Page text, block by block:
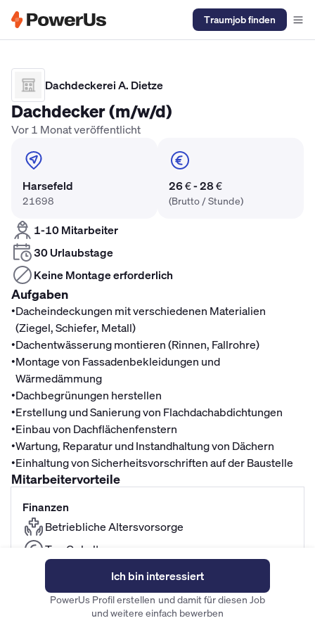
Traumjob finden
Dachdeckerei A. Dietze
Dachdecker (m/w/d)
Vor 1 Monat veröffentlicht
Harsefeld
21698
26 € - 28 €
(Brutto / Stunde)
1-10 Mitarbeiter
30 Urlaubstage
Keine Montage erforderlich
Aufgaben
•Dacheindeckungen mit verschiedenen Materialien
(Ziegel, Schiefer, Metall)
•Dachentwässerung montieren (Rinnen, Fallrohre)
•Montage von Fassadenbekleidungen und
Wärmedämmung
•Dachbegrünungen herstellen
•Erstellung und Sanierung von Flachdachabdichtungen
•Einbau von Dachflächenfenstern
•Wartung, Reparatur und Instandhaltung von Dächern
•Einhaltung von Sicherheitsvorschriften auf der Baustelle
Mitarbeitervorteile
Finanzen
Betriebliche Altersvorsorge
Top Gehalt
Kita-Zuschuss
Fahrradleasing
Ich bin interessiert
PowerUs Profil erstellen und damit für diesen Job
und weitere einfach bewerben